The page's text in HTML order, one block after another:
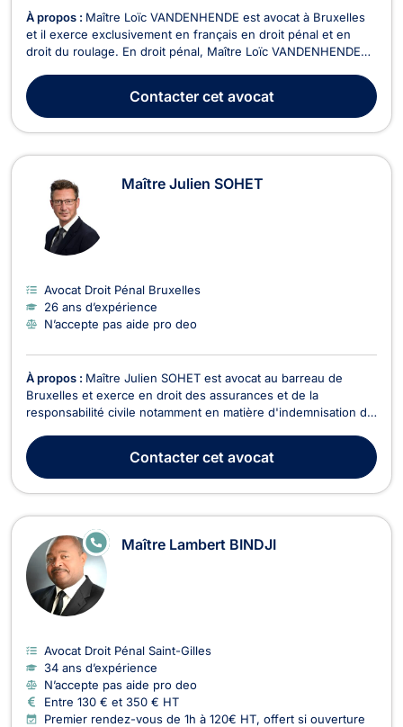
À propos : Maître Loïc VANDENHENDE est avocat à Bruxelles
et il exerce exclusivement en français en droit pénal et en
droit du roulage. En droit pénal, Maître Loïc VANDENHENDE
que les victimes d'infractions. Il accompagne ses clients à
toutes les étapes de la procédure pénal...
Contactercet avocat
Maître Julien SOHET
Avocat Droit Pénal Bruxelles
26 ans d’expérience
N’accepte pas aide pro deo
À propos : Maître Julien SOHET est avocat au barreau de
Bruxelles et exerce en droit des assurances et de la
responsabilité civile notamment en matière d'indemnisation du
SOHET vous assiste lors d’un accident de la route, d’un
accident du travail ou de tout autre accident lié ...
Contactercet avocat
Maître Lambert BINDJI
E
N
LI
N
E
Avocat Droit Pénal Saint-Gilles
34 ans d’expérience
N’accepte pas aide pro deo
Entre 130 € et 350 € HT
Premier rendez-vous de 1h à 120€ HT, offert si ouverture